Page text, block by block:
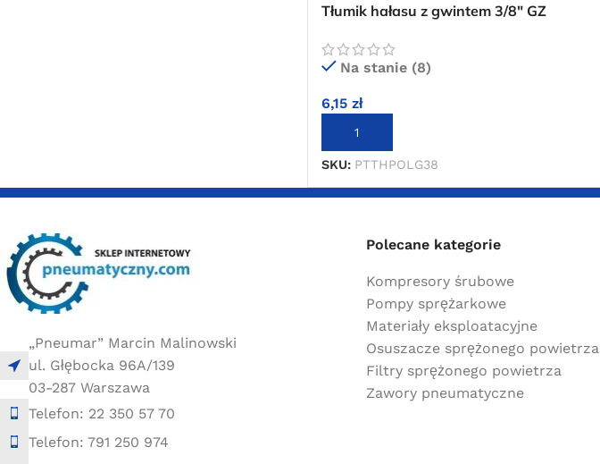
Tłumik hałasu z gwintem 3/8″ GZ
Na stanie (8)
6,15 zł
DODAJ DO KOSZYKA
SKU: PTTHPOLG38
„Pneumar” Marcin Malinowski
ul. Głębocka 96A/139
03-287 Warszawa
Telefon: 22 350 57 70
Telefon: 791 250 974
Polecane kategorie
Kompresory śrubowe
Pompy sprężarkowe
Materiały eksploatacyjne
Osuszacze sprężonego powietrza
Filtry sprężonego powietrza
Zawory pneumatyczne